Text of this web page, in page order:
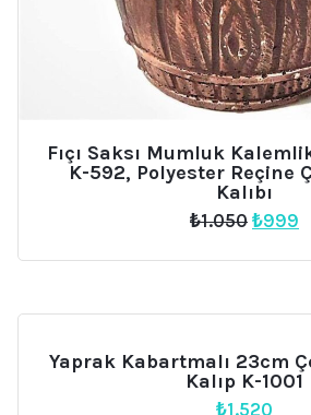
Fıçı Saksı Mumluk
K-592, Polyester Reçine
Kalıbı
₺1.050 Orijinal
₺1.050.
₺999
Yaprak Kabartmalı 23cm
Kalıp K-1001
₺1.520